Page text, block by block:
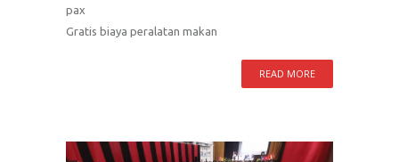
pax
Gratis biaya peralatan makan
READ MORE